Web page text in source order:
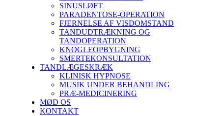
SINUSLØFT
PARADENTOSE-OPERATION
FJERNELSE AF VISDOMSTAND
TANDUDTRÆKNING OG
TANDOPERATION
KNOGLEOPBYGNING
SMERTEKONSULTATION
TANDLÆGESKRÆK
KLINISK HYPNOSE
MUSIK UNDER BEHANDLING
PRÆ-MEDICINERING
MØD OS
KONTAKT